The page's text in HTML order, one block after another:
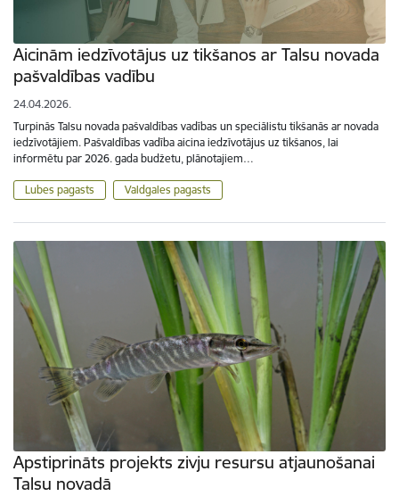
Aicinām iedzīvotājus uz tikšanos ar Talsu novada
pašvaldības vadību
24.04.2026.
Turpinās Talsu novada pašvaldības vadības un speciālistu tikšanās ar novada
iedzīvotājiem. Pašvaldības vadība aicina iedzīvotājus uz tikšanos, lai
informētu par 2026. gada budžetu, plānotajiem…
Lubes pagasts Valdgales pagasts
​Apstiprināts projekts zivju resursu atjaunošanai
Talsu novadā